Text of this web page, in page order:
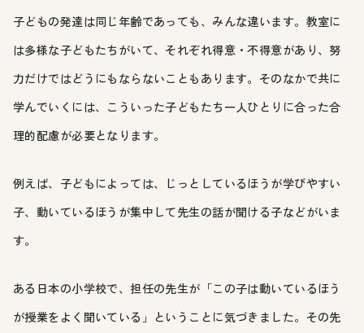
子どもの発達は同じ年齢であっても、みんな違います。教室に
は多様な子どもたちがいて、それぞれ得意・不得意があり、努
力だけではどうにもならないこともあります。そのなかで共に
学んでいくには、こういった子どもたち一人ひとりに合った合
理的配慮が必要となります。
例えば、子どもによっては、じっとしているほうが学びやすい
子、動いているほうが集中して先生の話が聞ける子などがいま
す。
ある日本の小学校で、担任の先生が「この子は動いているほう
が授業をよく聞いている」ということに気づきました。その先